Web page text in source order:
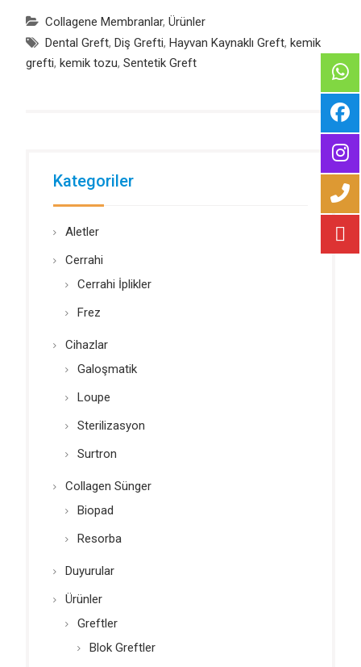
Collagene Membranlar, Ürünler
Dental Greft, Diş Grefti, Hayvan Kaynaklı Greft, kemik
grefti, kemik tozu, Sentetik Greft
Kategoriler
Aletler
Cerrahi
Cerrahi İplikler
Frez
Cihazlar
Galoşmatik
Loupe
Sterilizasyon
Surtron
Collagen Sünger
Biopad
Resorba
Duyurular
Ürünler
Greftler
Blok Greftler